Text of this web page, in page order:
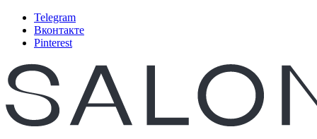
Telegram
Вконтакте
Pinterest